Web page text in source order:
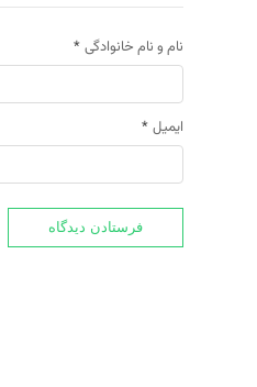
نام و نام خانوادگی *
ایمیل *